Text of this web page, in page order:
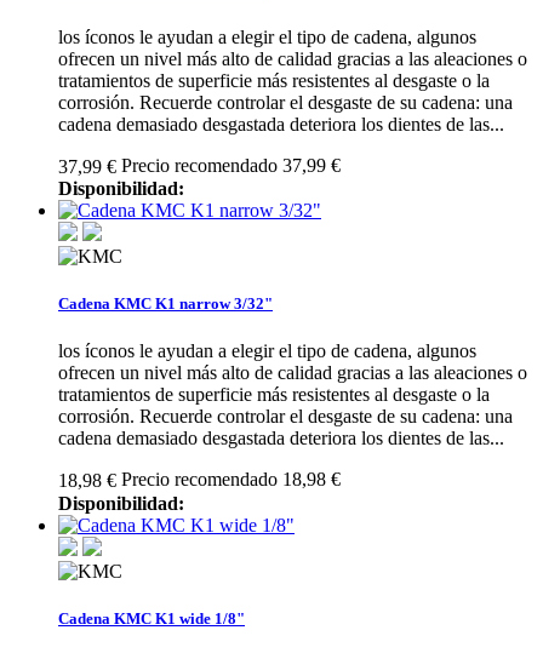
los íconos le ayudan a elegir el tipo de cadena, algunos
ofrecen un nivel más alto de calidad gracias a las aleaciones o
tratamientos de superficie más resistentes al desgaste o la
corrosión. Recuerde controlar el desgaste de su cadena: una
cadena demasiado desgastada deteriora los dientes de las...
37,99 € Precio recomendado 37,99 €
Disponibilidad:
Cadena KMC K1 narrow 3/32"
los íconos le ayudan a elegir el tipo de cadena, algunos
ofrecen un nivel más alto de calidad gracias a las aleaciones o
tratamientos de superficie más resistentes al desgaste o la
corrosión. Recuerde controlar el desgaste de su cadena: una
cadena demasiado desgastada deteriora los dientes de las...
18,98 € Precio recomendado 18,98 €
Disponibilidad:
Cadena KMC K1 wide 1/8"